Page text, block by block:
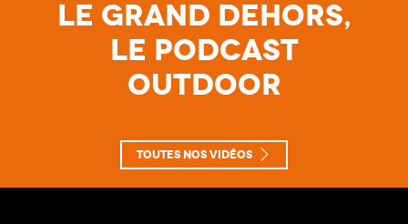
Le Grand Dehors,
le Podcast
Outdoor
Toutes nos vidéos